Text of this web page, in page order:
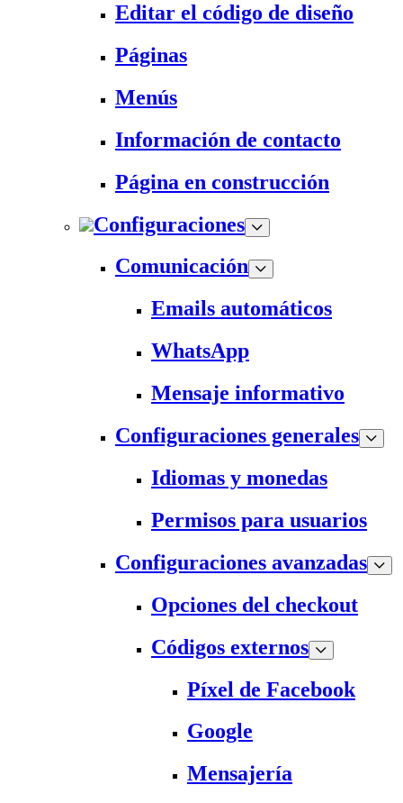
Editar el código de diseño
Páginas
Menús
Información de contacto
Página en construcción
Configuraciones
Comunicación
Emails automáticos
WhatsApp
Mensaje informativo
Configuraciones generales
Idiomas y monedas
Permisos para usuarios
Configuraciones avanzadas
Opciones del checkout
Códigos externos
Píxel de Facebook
Google
Mensajería